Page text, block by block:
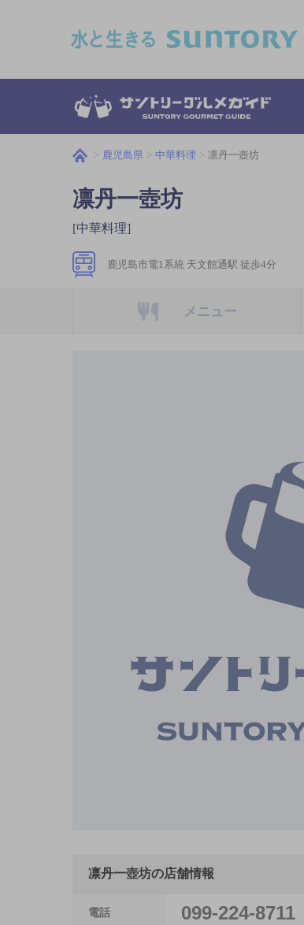
鹿児島県 中華料理 凛丹一壺坊
凛丹一壺坊
[中華料理]
鹿児島市電1系統 天文館通駅 徒歩4分
メニュー
凛丹一壺坊の店舗情報
電話 099-224-8711